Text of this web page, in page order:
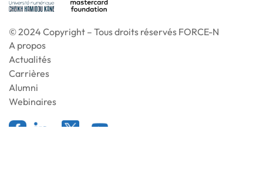
© 2024 Copyright – Tous droits réservés FORCE-N
A propos
Actualités
Carrières
Alumni
Webinaires